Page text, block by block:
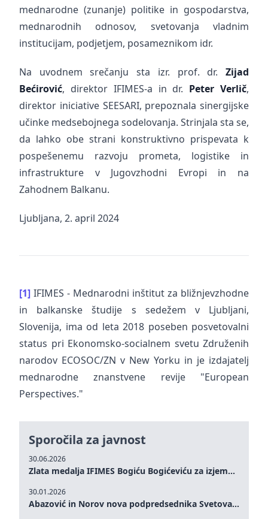
mednarodne (zunanje) politike in gospodarstva,
mednarodnih odnosov, svetovanja vladnim
institucijam, podjetjem, posameznikom idr.
Na uvodnem srečanju sta izr. prof. dr. Zijad
Bećirović, direktor IFIMES-a in dr. Peter Verlič,
direktor iniciative SEESARI, prepoznala sinergijske
učinke medsebojnega sodelovanja. Strinjala sta se,
da lahko obe strani konstruktivno prispevata k
pospešenemu razvoju prometa, logistike in
infrastrukture v Jugovzhodni Evropi in na
Zahodnem Balkanu.
Ljubljana, 2. april 2024
[1] IFIMES - Mednarodni inštitut za bližnjevzhodne
in balkanske študije s sedežem v Ljubljani,
Slovenija, ima od leta 2018 poseben posvetovalni
status pri Ekonomsko-socialnem svetu Združenih
narodov ECOSOC/ZN v New Yorku in je izdajatelj
mednarodne znanstvene revije "European
Perspectives."
Sporočila za javnost
30.06.2026
Zlata medalja IFIMES Bogiću Bogićeviću za izjemen prispevek k demokratičnim vrednotam in miru
30.01.2026
Abazović in Norov nova podpredsednika Svetovalnega odbora IFIMES